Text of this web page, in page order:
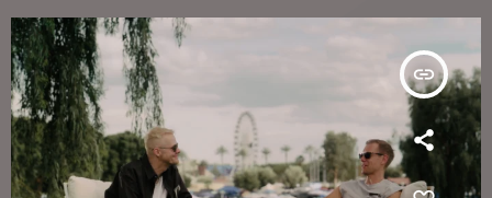
insert_link